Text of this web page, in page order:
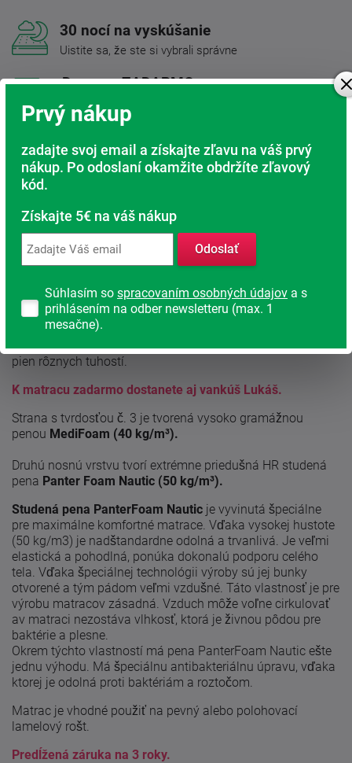
30 nocí na vyskúšanie
Uistite sa, že ste si vybrali správne
Doprava ZADARMO
Pri nákupe nad 200 Eur
Nájdite vhodný matrac
S tradíciou od roku 1991
Kvalitný obojstranný matrac zo studenej peny Beáta
tvorený perforovaným jadrom zo
kg/m³)dvoch tvrdostí s vloženými valcami zo studených
pien rôznych tuhostí.
K matracu zadarmo dostanete aj vankúš Lukáš.
Strana s tvrdosťou č. 3 je tvorená vysoko gramážnou
penou MediFoam (40 kg/m³).
Druhú nosnú vrstvu tvorí extrémne priedušná HR studená
pena Panter Foam Nautic (50 kg/m³).
Studená pena PanterFoam Nautic je vyvinutá špeciálne
pre maximálne komfortné matrace. Vďaka vysokej hustote
(50 kg/m3) je nadštandardne odolná a trvanlivá. Je veľmi
elastická a pohodlná, ponúka dokonalú podporu celého
tela. Vďaka špeciálnej technológii výroby sú jej bunky
otvorené a tým pádom veľmi vzdušné. Táto vlastnosť je pre
výrobu matracov zásadná. Vzduch môže voľne cirkulovať
av matraci nezostáva vlhkosť, ktorá je živnou pôdou pre
baktérie a plesne.
Okrem týchto vlastností má pena PanterFoam Nautic ešte
jednu výhodu. Má špeciálnu antibakteriálnu úpravu, vďaka
ktorej je odolná proti baktériám a roztočom.
Matrac je vhodné použiť na pevný alebo polohovací
lamelový rošt.
Predĺžená záruka na 3 roky.
Prvý nákup
zadajte svoj email a získajte zľavu na váš prvý
nákup. Po odoslaní okamžite obdržíte zľavový
kód.
Získajte 5€ na váš nákup
Odoslať
Súhlasím so spracovaním osobných údajov a s
prihlásením na odber newsletteru (max. 1
mesačne).